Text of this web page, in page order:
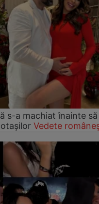
s-a machiat înainte să
Vedete